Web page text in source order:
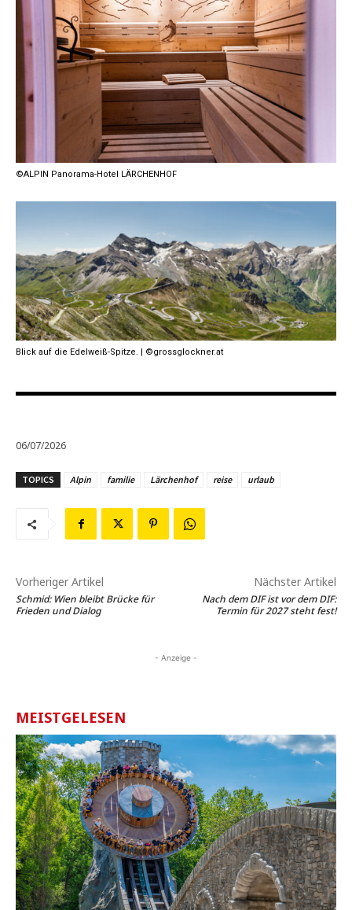
©ALPIN Panorama-Hotel LÄRCHENHOF
Blick auf die Edelweiß-Spitze. | ©grossglockner.at
06/07/2026
TOPICS Alpin familie Lärchenhof reise urlaub
Vorheriger Artikel
Schmid: Wien bleibt Brücke für
Frieden und Dialog
Nächster Artikel
Nach dem DIF ist vor dem DIF:
Termin für 2027 steht fest!
- Anzeige -
MEISTGELESEN